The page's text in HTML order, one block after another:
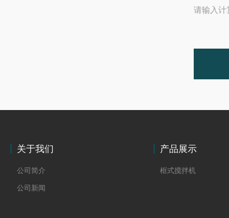
请输入计
关于我们
公司简介
公司新闻
产品展示
框式搅拌机